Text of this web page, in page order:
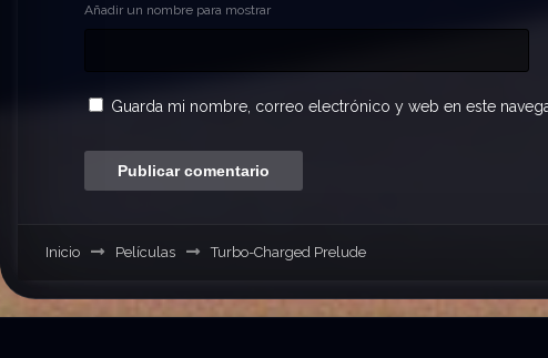
Añadir un nombre para mostrar
Guarda mi nombre, correo electrónico y web en este
Inicio Películas Turbo-Charged Prelude